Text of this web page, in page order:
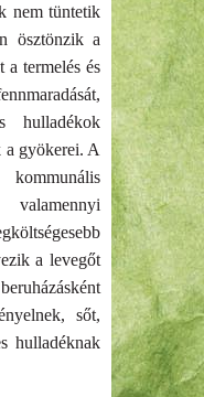
nem tüntetik
ösztönzik a
a termelés és
hulladékok
a gyökerei. A
valamennyi
a levegőt
sőt,
hulladéknak